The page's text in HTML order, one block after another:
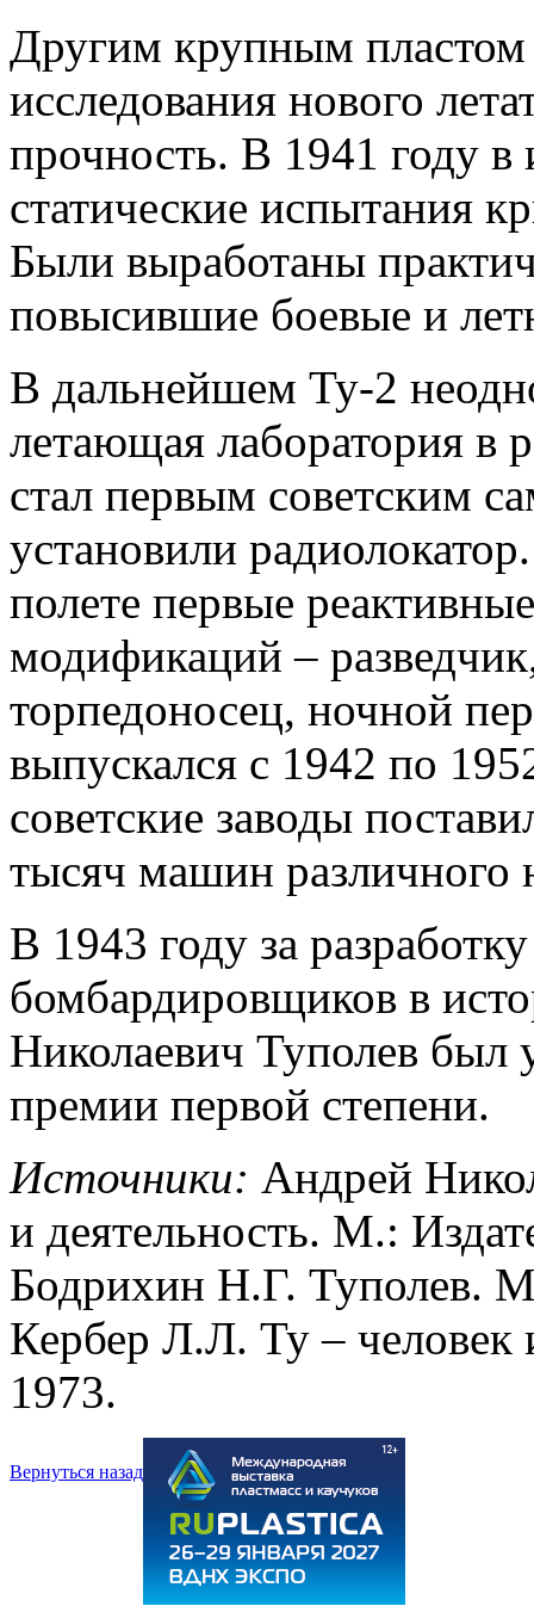
Другим крупным
исследования нового
прочность. В 1941 году в
статические испытания
Были выработаны
повысившие боевые и
В дальнейшем Ту-2
летающая лаборатория в
стал первым советским
установили
полете первые
модификаций –
торпедоносец, ночной
выпускался с 1942 по
советские заводы
тысяч машин различного
В 1943 году за
бомбардировщиков в
Николаевич Туполев был
премии первой степени.
Источники: Андрей
и деятельность. М.:
Бодрихин Н.Г. Туполев.
Кербер Л.Л. Ту –
1973.
Вернуться назад